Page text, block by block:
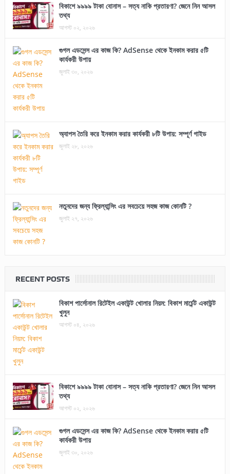
বিকাশে ৯৯৯৯ টাকা বোনাস – সত্য নাকি প্রতারণা? জেনে নিন আসল
তথ্য
আগস্ট ০২, ২০২৬
গুগল এডসেন্স এর কাজ কি? AdSense থেকে ইনকাম করার ৫টি
কার্যকরী উপায়
জুলাই ৩০, ২০২৬
অ্যাপস তৈরি করে ইনকাম করার কার্যকরী ৮টি উপায়: সম্পূর্ণ গাইড
জুলাই ২৮, ২০২৬
নতুনদের জন্য ফ্রিল্যান্সিং এর সবচেয়ে সহজ কাজ কোনটি ?
জুলাই ২৭, ২০২৬
RECENT POSTS
বিকাশ পার্সোনাল রিটেইল একাউন্ট খোলার নিয়ম: বিকাশ মার্চেন্ট একাউন্ট
খুলুন
আগস্ট ০৪, ২০২৬
বিকাশে ৯৯৯৯ টাকা বোনাস – সত্য নাকি প্রতারণা? জেনে নিন আসল
তথ্য
আগস্ট ০২, ২০২৬
গুগল এডসেন্স এর কাজ কি? AdSense থেকে ইনকাম করার ৫টি
কার্যকরী উপায়
জুলাই ৩০, ২০২৬